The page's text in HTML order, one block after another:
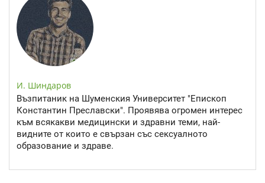
И. Шиндаров
Възпитаник на Шуменския Университет "Епископ
Константин Преславски". Проявява огромен интерес
към всякакви медицински и здравни теми, най-
видните от които е свързан със сексуалното
образование и здраве.